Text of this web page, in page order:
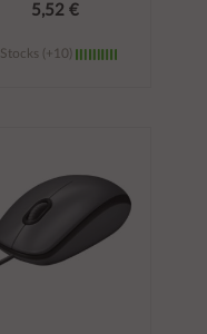
5,52 €
Stocks (+10)